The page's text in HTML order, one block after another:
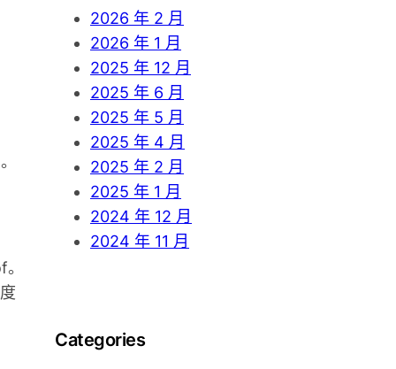
2026 年 2 月
2026 年 1 月
2025 年 12 月
2025 年 6 月
2025 年 5 月
2025 年 4 月
2025 年 2 月
2025 年 1 月
2024 年 12 月
2024 年 11 月
Categories